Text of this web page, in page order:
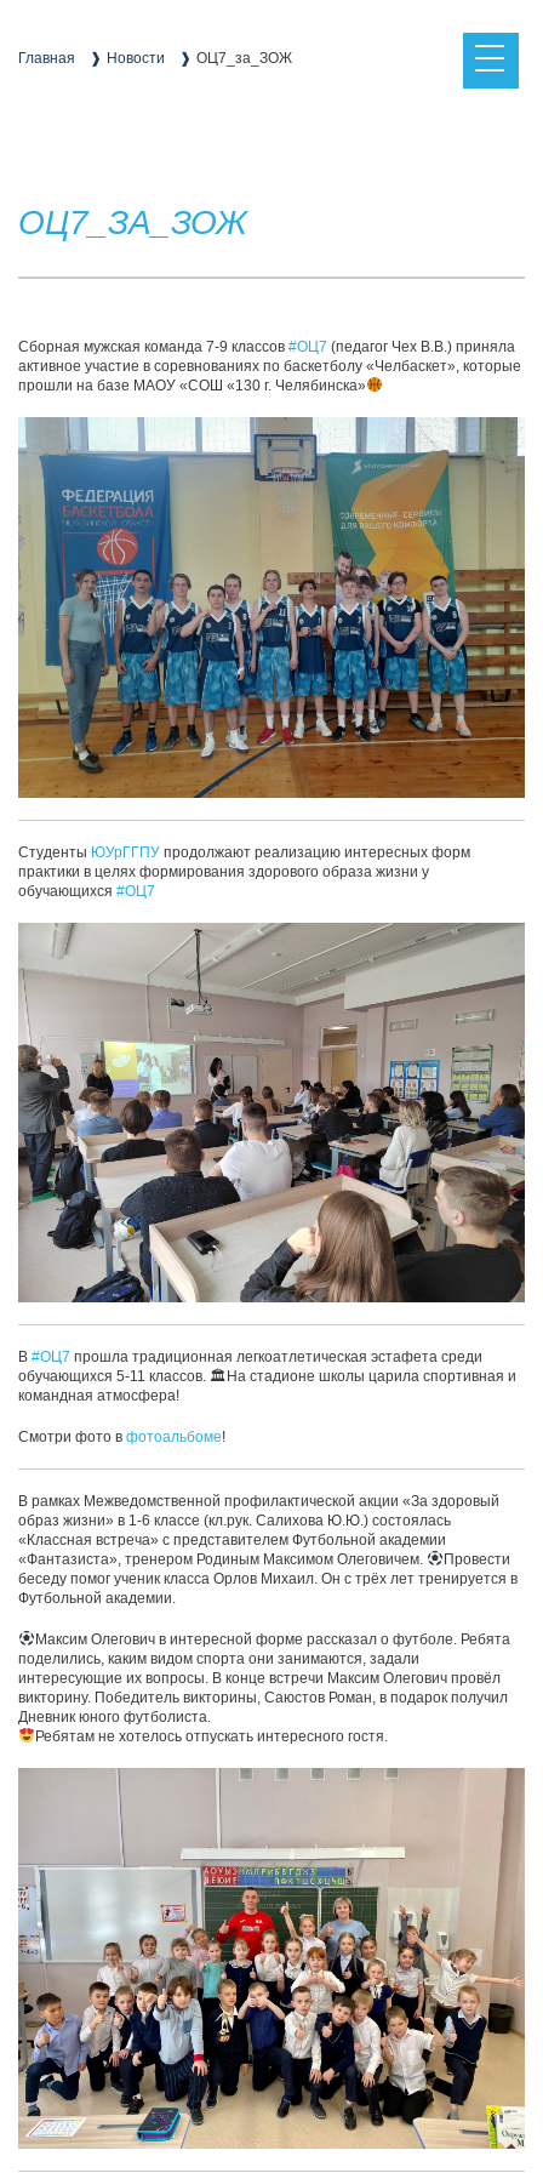
Главная Новости ОЦ7_за_ЗОЖ
ОЦ7_ЗА_ЗОЖ
Сборная мужская команда 7-9 классов #ОЦ7 (педагог Чех В.В.) приняла
активное участие в соревнованиях по баскетболу «Челбаскет», которые
прошли на базе МАОУ «СОШ «130 г. Челябинска»
Студенты ЮУрГГПУ продолжают реализацию интересных форм
практики в целях формирования здорового образа жизни у
обучающихся #ОЦ7
В #ОЦ7 прошла традиционная легкоатлетическая эстафета среди
обучающихся 5-11 классов. 🏛На стадионе школы царила спортивная и
командная атмосфера!
Смотри фото в фотоальбоме!
В рамках Межведомственной профилактической акции «За здоровый
образ жизни» в 1-6 классе (кл.рук. Салихова Ю.Ю.) состоялась
«Классная встреча» с представителем Футбольной академии
«Фантазиста», тренером Родиным Максимом Олеговичем.
Провести
беседу помог ученик класса Орлов Михаил. Он с трёх лет тренируется в
Футбольной академии.
Максим Олегович в интересной форме рассказал о футболе. Ребята
поделились, каким видом спорта они занимаются, задали
интересующие их вопросы. В конце встречи Максим Олегович провёл
викторину. Победитель викторины, Саюстов Роман, в подарок получил
Дневник юного футболиста.
Ребятам не хотелось отпускать интересного гостя.